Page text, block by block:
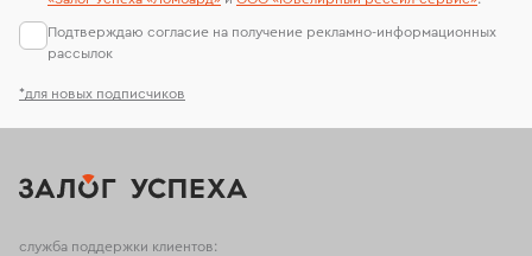
*для новых подписчиков
Подтверждаю согласие на получение рекламно-информационных
рассылок
служба поддержки клиентов: